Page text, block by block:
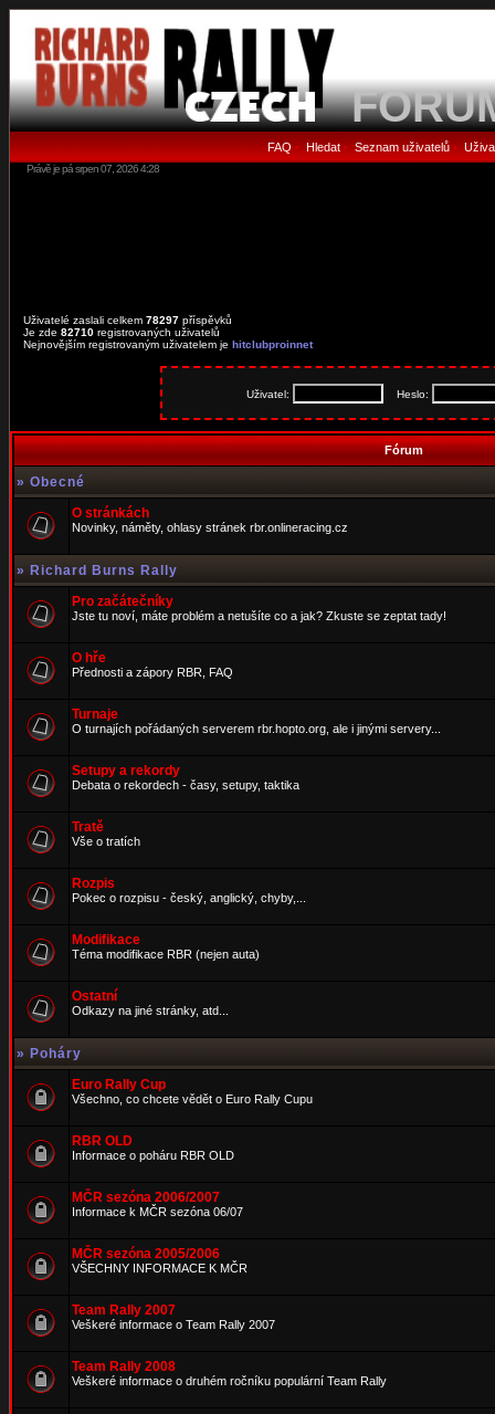
FAQ • Hledat• Seznam uživatelů•
Právě je pá srpen 07, 2026 4:28
Uživatelé zaslali celkem 78297 příspěvků
Je zde 82710 registrovaných uživatelů
Nejnovějším registrovaným uživatelem je hitclubproinnet
Uživatel: Heslo:
Fórum
» Obecné
O stránkách
Novinky, náměty, ohlasy stránek rbr.onlineracing.cz
» Richard Burns Rally
Pro začátečníky
Jste tu noví, máte problém a netušíte co a jak? Zkuste se zeptat tady!
O hře
Přednosti a zápory RBR, FAQ
Turnaje
O turnajích pořádaných serverem rbr.hopto.org, ale i jinými servery...
Setupy a rekordy
Debata o rekordech - časy, setupy, taktika
Tratě
Vše o tratích
Rozpis
Pokec o rozpisu - český, anglický, chyby,...
Modifikace
Téma modifikace RBR (nejen auta)
Ostatní
Odkazy na jiné stránky, atd...
» Poháry
Euro Rally Cup
Všechno, co chcete vědět o Euro Rally Cupu
RBR OLD
Informace o poháru RBR OLD
MČR sezóna 2006/2007
Informace k MČR sezóna 06/07
MČR sezóna 2005/2006
VŠECHNY INFORMACE K MČR
Team Rally 2007
Veškeré informace o Team Rally 2007
Team Rally 2008
Veškeré informace o druhém ročníku populární Team Rally